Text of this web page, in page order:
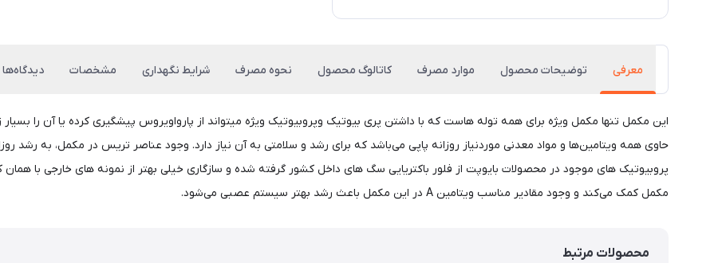
معرفی توضیحات محصول موارد مصرف کاتالوگ محصول نحوه مصرف شرایط نگهداری مشخصات دیدگاه‌ها
این مکمل تنها مکمل ویژه برای همه توله هاست که با داشتن پری بیوتیک وپروبیوتیک ویژه میتواند از پارواویروس پیشگیری کرده یا آن را
حاوی همه ویتامین‌ها و مواد معدنی موردنیاز روزانه پاپی می‌باشد که برای رشد و سلامتی به آن نیاز دارد. وجود عناصر تریس در مکمل، به رشد
پروبیوتیک های موجود در محصولات بایوپت از فلور باکتریایی سگ های داخل کشور گرفته شده و سازگاری خیلی بهتر از نمونه های خارجی با
مکمل کمک می‌کند و وجود مقادیر مناسب ویتامین A در این مکمل باعث رشد بهتر سیستم عصبی می‌شود.
محصولات مرتبط